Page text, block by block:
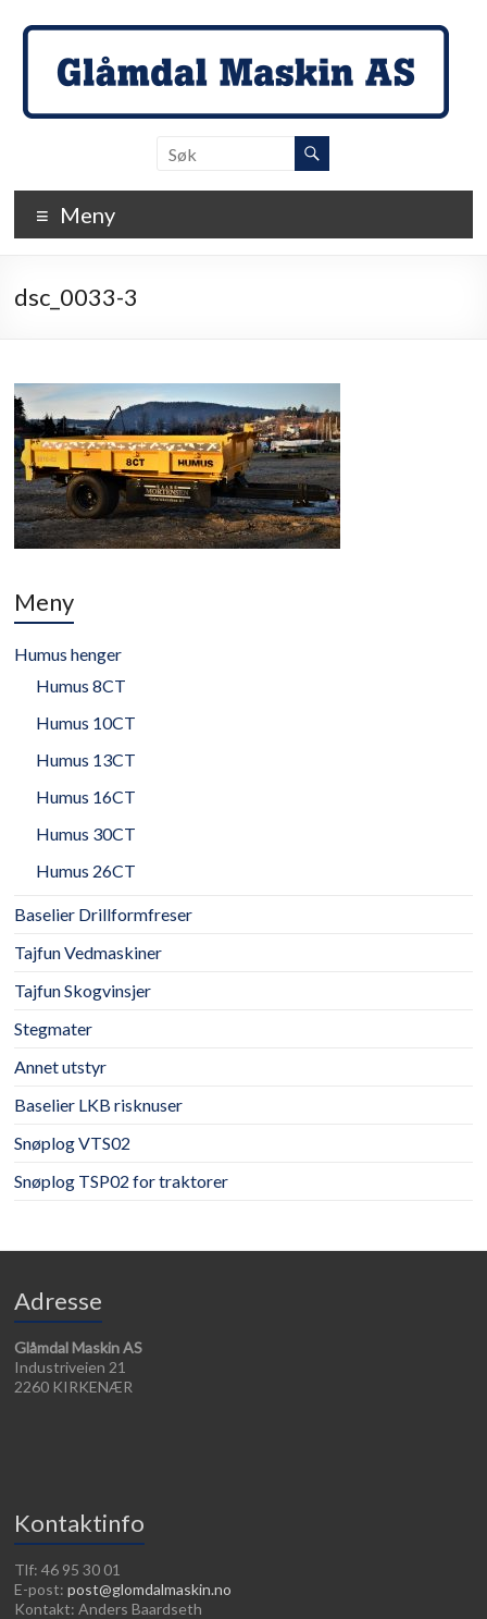
Maskin
…
detaljene
teller!
Meny
dsc_0033-3
Meny
Humus henger
Humus 8CT
Humus 10CT
Humus 13CT
Humus 16CT
Humus 30CT
Humus 26CT
Baselier Drillformfreser
Tajfun Vedmaskiner
Tajfun Skogvinsjer
Stegmater
Annet utstyr
Baselier LKB risknuser
Snøplog VTS02
Snøplog TSP02 for traktorer
Adresse
Glåmdal Maskin AS
Industriveien 21
2260 KIRKENÆR
Kontaktinfo
Tlf: 46 95 30 01
E-post:post@glomdalmaskin.no
Kontakt: Anders Baardseth